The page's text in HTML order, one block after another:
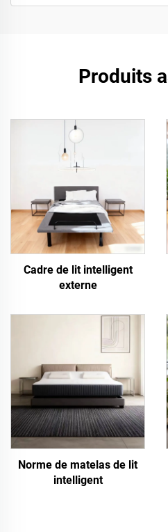
Produits
Cadre de lit intelligent
externe
Norme de matelas de lit
intelligent